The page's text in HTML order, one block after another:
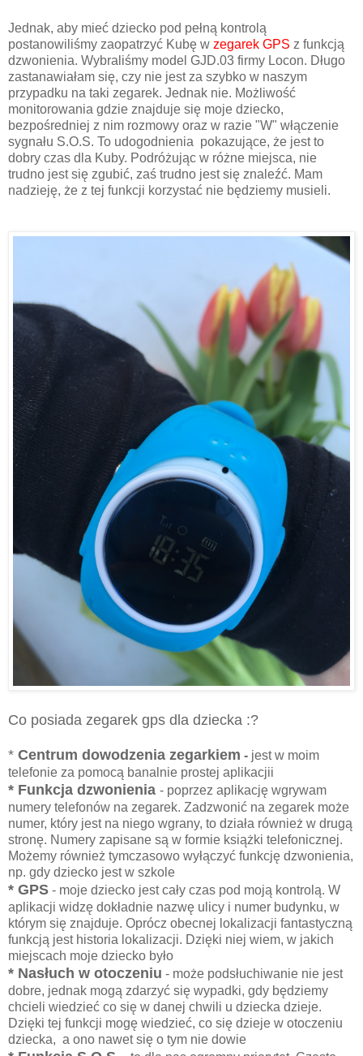
Jednak, aby mieć dziecko pod pełną kontrolą
postanowiliśmy zaopatrzyć Kubę w zegarek GPS z funkcją
dzwonienia. Wybraliśmy model GJD.03 firmy Locon. Długo
zastanawiałam się, czy nie jest za szybko w naszym
przypadku na taki zegarek. Jednak nie. Możliwość
monitorowania gdzie znajduje się moje dziecko,
bezpośredniej z nim rozmowy oraz w razie "W" włączenie
sygnału S.O.S. To udogodnienia pokazujące, że jest to
dobry czas dla Kuby. Podróżując w różne miejsca, nie
trudno jest się zgubić, zaś trudno jest się znaleźć. Mam
nadzieję, że z tej funkcji korzystać nie będziemy musieli.
Co posiada zegarek gps dla dziecka :?
* Centrum dowodzenia zegarkiem - jest w moim
telefonie za pomocą banalnie prostej aplikacjii
* Funkcja dzwonienia - poprzez aplikację wgrywam
numery telefonów na zegarek. Zadzwonić na zegarek może
numer, który jest na niego wgrany, to działa również w drugą
stronę. Numery zapisane są w formie książki telefonicznej.
Możemy również tymczasowo wyłączyć funkcję dzwonienia,
np. gdy dziecko jest w szkole
* GPS - moje dziecko jest cały czas pod moją kontrolą. W
aplikacji widzę dokładnie nazwę ulicy i numer budynku, w
którym się znajduje. Oprócz obecnej lokalizacji fantastyczną
funkcją jest historia lokalizacji. Dzięki niej wiem, w jakich
miejscach moje dziecko było
* Nasłuch w otoczeniu - może podsłuchiwanie nie jest
dobre, jednak mogą zdarzyć się wypadki, gdy będziemy
chcieli wiedzieć co się w danej chwili u dziecka dzieje.
Dzięki tej funkcji mogę wiedzieć, co się dzieje w otoczeniu
dziecka, a ono nawet się o tym nie dowie